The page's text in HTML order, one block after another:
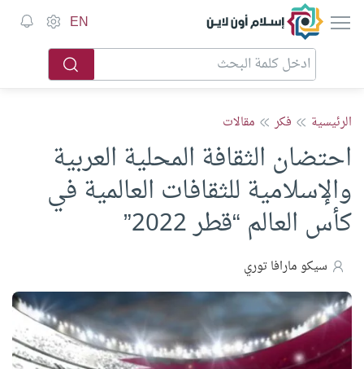
إسلام أون لاين EN
الرئيسية فكر مقالات
احتضان الثقافة المحلية العربية
والإسلامية للثقافات العالمية في
كأس العالم “قطر 2022”
سيكو مارافا توري